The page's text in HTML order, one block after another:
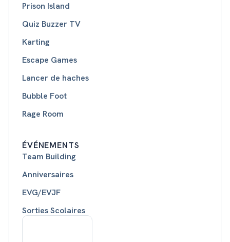
Prison Island
Quiz Buzzer TV
Karting
Escape Games
Lancer de haches
Bubble Foot
Rage Room
ÉVÉNEMENTS
Team Building
Anniversaires
EVG/EVJF
Sorties Scolaires